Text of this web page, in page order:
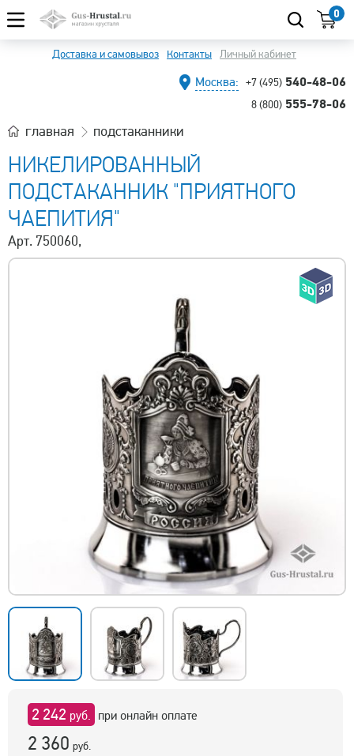
0
Доставка и самовывоз Контакты Личный кабинет
Москва: +7 (495) 540-48-06
8 (800) 555-78-06
главная подстаканники
НИКЕЛИРОВАННЫЙ
ПОДСТАКАННИК "ПРИЯТНОГО
ЧАЕПИТИЯ"
Арт. 750060,
2 242 руб. при онлайн оплате
2 360 руб.